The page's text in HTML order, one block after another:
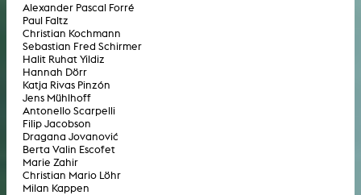
Alexander Pascal Forré
Paul Faltz
Christian Kochmann
Sebastian Fred Schirmer
Halit Ruhat Yildiz
Hannah Dörr
Katja Rivas Pinzón
Jens Mühlhoff
Antonello Scarpelli
Filip Jacobson
Dragana Jovanović
Berta Valin Escofet
Marie Zahir
Christian Mario Löhr
Milan Kappen